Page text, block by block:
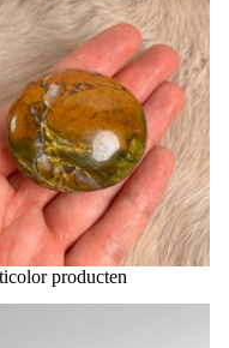
producten